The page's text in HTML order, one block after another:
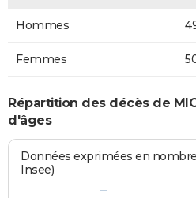
Hommes
Femmes
Répartition des décès de
d'âges
Données exprimées en
Insee)